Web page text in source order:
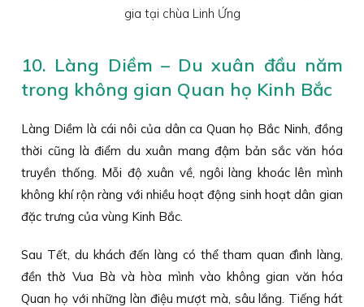
gia tại chùa Linh Ứng
10. Làng Diềm – Du xuân đầu năm
trong không gian Quan họ Kinh Bắc
Làng Diềm là cái nôi của dân ca Quan họ Bắc Ninh, đồng
thời cũng là điểm du xuân mang đậm bản sắc văn hóa
truyền thống. Mỗi độ xuân về, ngôi làng khoác lên mình
không khí rộn ràng với nhiều hoạt động sinh hoạt dân gian
đặc trưng của vùng Kinh Bắc.
Sau Tết, du khách đến làng có thể tham quan đình làng,
đền thờ Vua Bà và hòa mình vào không gian văn hóa
Quan họ với những làn điệu mượt mà, sâu lắng. Tiếng hát